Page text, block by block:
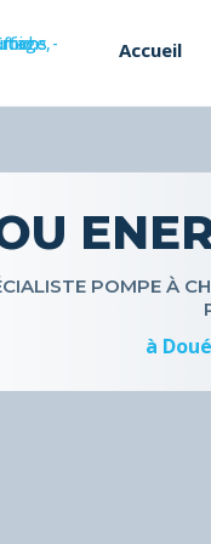
Accueil
POMPE À
à